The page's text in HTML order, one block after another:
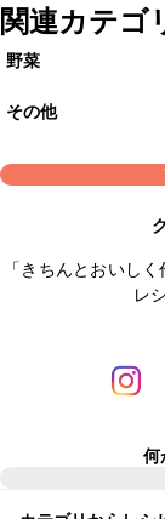
関連カテゴ
野菜
その他
「きちんとおいし
レ
何